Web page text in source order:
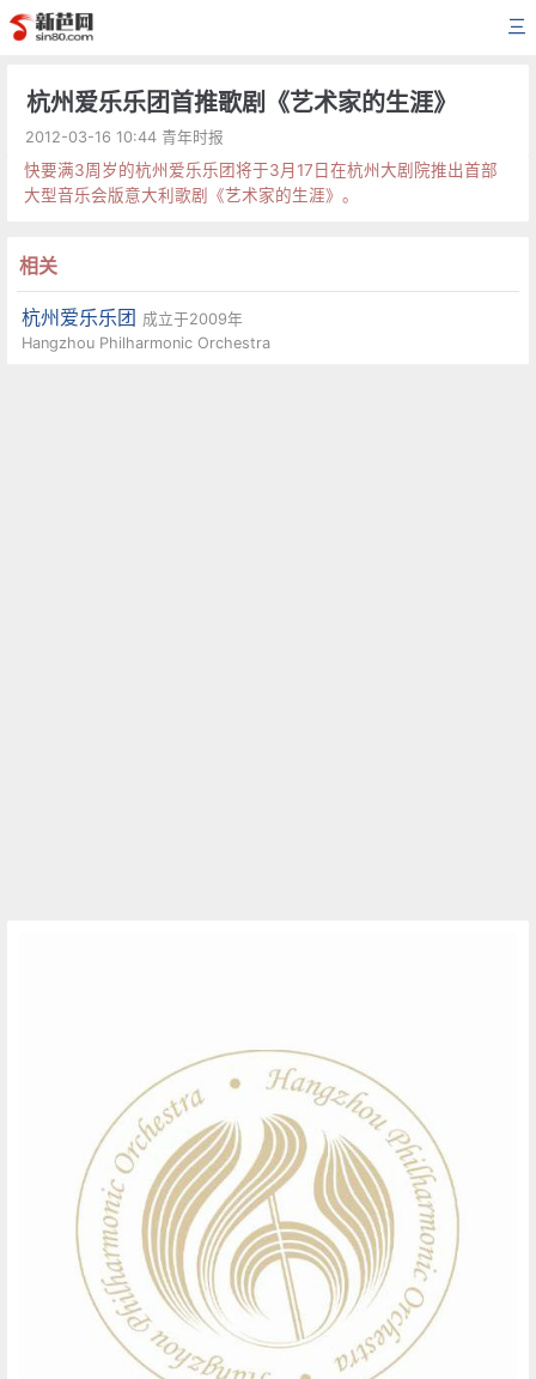
三
杭州爱乐乐团首推歌剧《艺术家的生涯》
2012-03-16 10:44 青年时报
快要满3周岁的杭州爱乐乐团将于3月17日在杭州大剧院推出首部
大型音乐会版意大利歌剧《艺术家的生涯》。
相关
杭州爱乐乐团 成立于2009年
Hangzhou Philharmonic Orchestra